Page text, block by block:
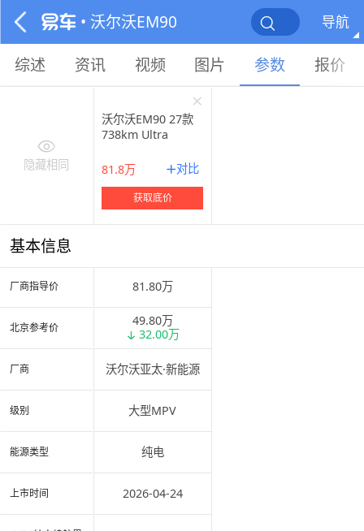
• 沃尔沃EM90 导航
综述 资讯 视频 图片 参数 报价
隐藏相同
沃尔沃EM90 27款
738km Ultra
81.8万 对比
获取底价
基本信息
厂商指导价
北京参考价
厂商
级别
能源类型
上市时间
81.80万
49.80万
32.00万
沃尔沃亚太·新能源
大型MPV
纯电
2026-04-24